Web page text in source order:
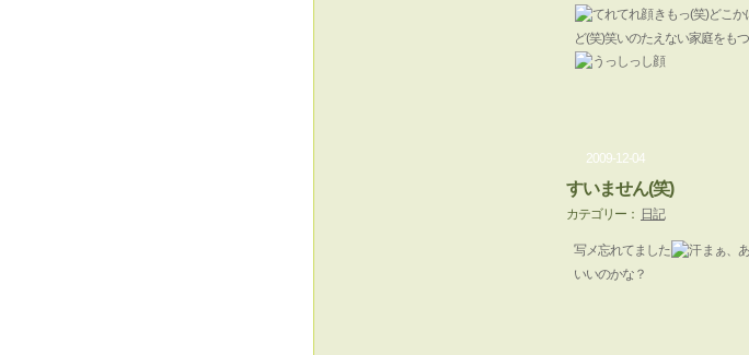
きもっ(笑)どこ
ど(笑)笑いのたえない家庭をも
2009-12-04
すいません(笑)
カテゴリー： 日記
写メ忘れてました
まぁ、
いいのかな？